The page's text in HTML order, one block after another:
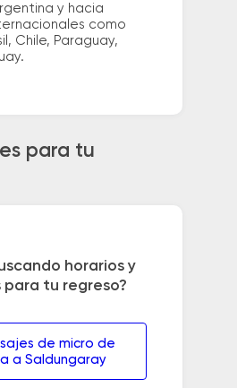
y hacia
como
Chile, Paraguay,
para tu
horarios y
para tu regreso?
de micro de
a Saldungaray